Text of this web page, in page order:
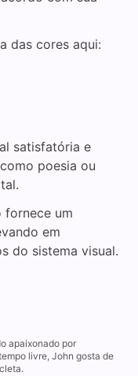
das cores aqui:
satisfatória e
poesia ou
fornece um
em
do sistema visual.
apaixonado por
livre, John gosta de